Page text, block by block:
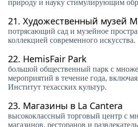
природу и науку стимулирующим
21. Художественный музей
потрясающий сад и музейное
коллекцией современного искусства.
22. HemisFair Park
большой общественный парк с
мероприятий в течение года,
Институт техасских культур.
23. Магазины в La Cantera
высококлассный торговый центр с
магазинов, ресторанов и